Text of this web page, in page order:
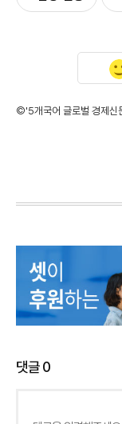
©'5개국어 글로벌 경제신
댓글0